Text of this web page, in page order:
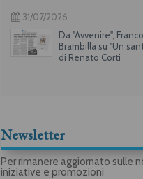
31/07/2026
Da "Avvenire",
Brambilla su "Un
di Renato Corti
Newsletter
Per rimanere aggiornato sulle
iniziative e promozioni